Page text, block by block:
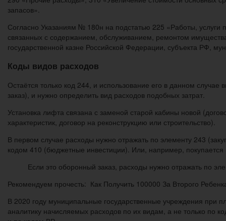
запасов».
Согласно Указаниям № 180н на подстатью 225 «Работы, услуги
связанных с содержанием, обслуживанием, ремонтом
государственной казне Российской Федерации, субъекта РФ,
Коды видов расходов
Остаётся только код 244, и использование его в данном
заказ), и нужно определить вид расходов подобных затрат.
Установка лифта связана с заменой старой кабины новой
характеристик, договор на реконструкцию или строительство).
В первом случае расходы нужно отражать по элементу 243
кодом 410 (бюджетные инвестиции). Или, например, покупается
Если это оборонный заказ, расходы нужно отражать по
Рекомендуем прочесть: Как Получить 100000 За Второго
В 2020 году муниципальные государственные учреждения при
аналитику начисляемых расходов по их видам, а не только по